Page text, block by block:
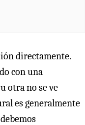
directamente.
con una
otra no se ve
es generalmente